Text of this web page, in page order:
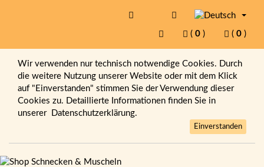
( 0 ) ( 0 )
Wir verwenden nur technisch notwendige Cookies. Durch
die weitere Nutzung unserer Website oder mit dem Klick
auf "Einverstanden" stimmen Sie der Verwendung dieser
Cookies zu. Detaillierte Informationen finden Sie in
unserer Datenschutzerklärung.
Einverstanden